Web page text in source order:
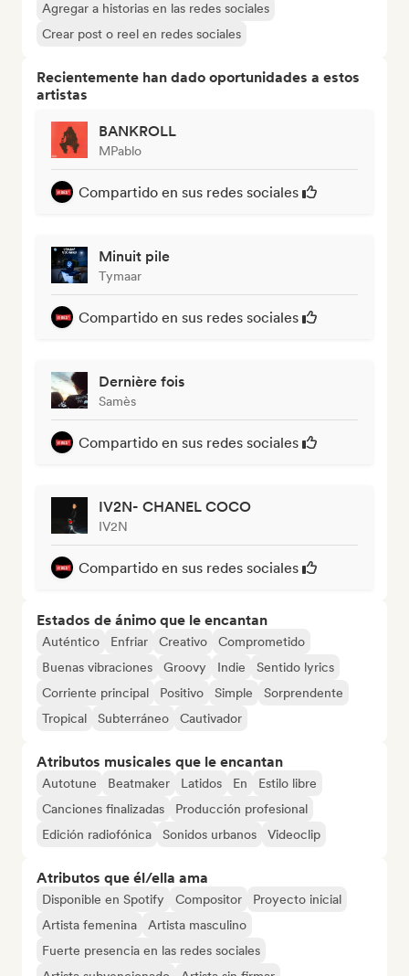
Agregar a historias en las redes sociales
Crear post o reel en redes sociales
Recientemente han dado oportunidades a estos
artistas
BANKROLL
MPablo
Compartido en sus redes sociales
Minuit pile
Tymaar
Compartido en sus redes sociales
Dernière fois
Samès
Compartido en sus redes sociales
IV2N- CHANEL COCO
IV2N
Compartido en sus redes sociales
Estados de ánimo que le encantan
Auténtico Enfriar Creativo
Comprometido
Buenas vibraciones
Groovy Indie
Sentido lyrics
Corriente principal
Positivo Simple
Sorprendente
Tropical
Subterráneo Cautivador
Atributos musicales que le encantan
Autotune Beatmaker Latidos En
Estilo libre
Canciones finalizadas
Producción profesional
Edición radiofónica
Sonidos urbanos Videoclip
Atributos que él/ella ama
Disponible en Spotify Compositor
Proyecto inicial
Artista femenina
Artista masculino
Fuerte presencia en las redes sociales